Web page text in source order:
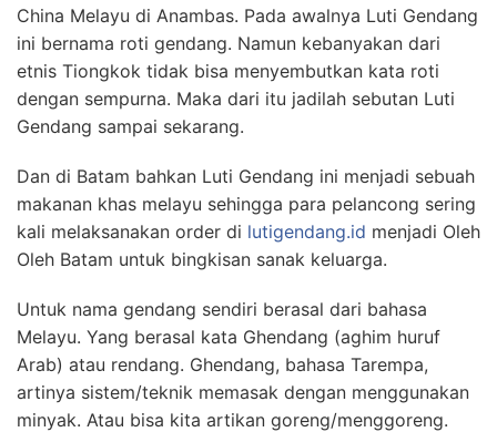
China Melayu di Anambas. Pada awalnya Luti Gendang
ini bernama roti gendang. Namun kebanyakan dari
etnis Tiongkok tidak bisa menyembutkan kata roti
dengan sempurna. Maka dari itu jadilah sebutan Luti
Gendang sampai sekarang.
Dan di Batam bahkan Luti Gendang ini menjadi sebuah
makanan khas melayu sehingga para pelancong sering
kali melaksanakan order di lutigendang.id menjadi Oleh
Oleh Batam untuk bingkisan sanak keluarga.
Untuk nama gendang sendiri berasal dari bahasa
Melayu. Yang berasal kata Ghendang (aghim huruf
Arab) atau rendang. Ghendang, bahasa Tarempa,
artinya sistem/teknik memasak dengan menggunakan
minyak. Atau bisa kita artikan goreng/menggoreng.